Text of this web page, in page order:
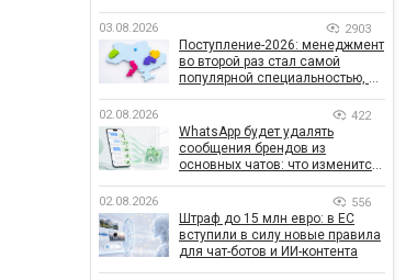
03.08.2026 2903
Поступление-2026: менеджмент
во второй раз стал самой
популярной специальностью, а
рекордным за последние 5 лет
02.08.2026 422
WhatsApp будет удалять
сообщения брендов из
основных чатов: что изменится
02.08.2026 556
Штраф до 15 млн евро: в ЕС
вступили в силу новые правила
для чат-ботов и ИИ-контента